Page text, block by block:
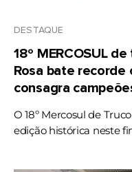
DESTAQUE
18º MERCOSUL
Rosa bate recorde
consagra
O 18º Mercosul de
edição histórica neste